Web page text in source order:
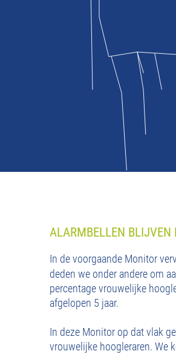
ALARMBELLEN BLIJVEN
In de voorgaande Monitor
deden we onder andere om
percentage vrouwelijke
afgelopen 5 jaar.
In deze Monitor op dat vlak
vrouwelijke hoogleraren. We